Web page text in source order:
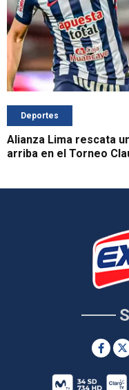
Deportes
Alianza Lima rescata
arriba en el Torneo